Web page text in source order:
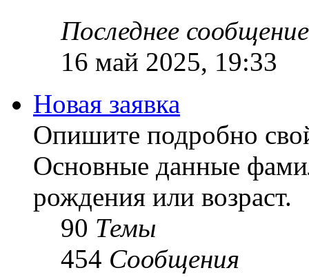
Последнее сообщение
16 май 2025, 19:33
Новая заявка
Опишите подробно
Основные данные
рождения или возраст.
90 Темы
454 Сообщения